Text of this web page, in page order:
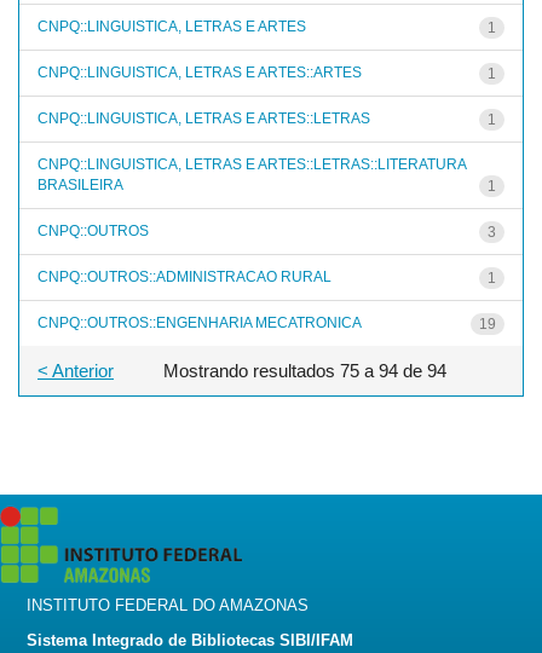
CNPQ::LINGUISTICA, LETRAS E ARTES 1
CNPQ::LINGUISTICA, LETRAS E ARTES::ARTES 1
CNPQ::LINGUISTICA, LETRAS E ARTES::LETRAS 1
CNPQ::LINGUISTICA, LETRAS E ARTES::LETRAS::LITERATURA
BRASILEIRA
1
CNPQ::OUTROS 3
CNPQ::OUTROS::ADMINISTRACAO RURAL 1
CNPQ::OUTROS::ENGENHARIA MECATRONICA 19
Mostrando resultados 75 a 94 de 94
< Anterior
INSTITUTO FEDERAL DO AMAZONAS
Sistema Integrado de Bibliotecas SIBI/IFAM